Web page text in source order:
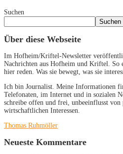
Suchen
Suchen
Über diese Webseite
Im Hofheim/Kriftel-Newsletter
Nachrichten aus Hofheim und Kriftel. So
hier reden. Was sie bewegt, was sie
Ich bin Journalist. Meine Informationen
Telefonaten, im Internet und in sozialen
schreibe offen und frei, unbeeinflusst von
wirtschaftlichen Interessen.
Thomas Ruhmöller
Neueste Kommentare